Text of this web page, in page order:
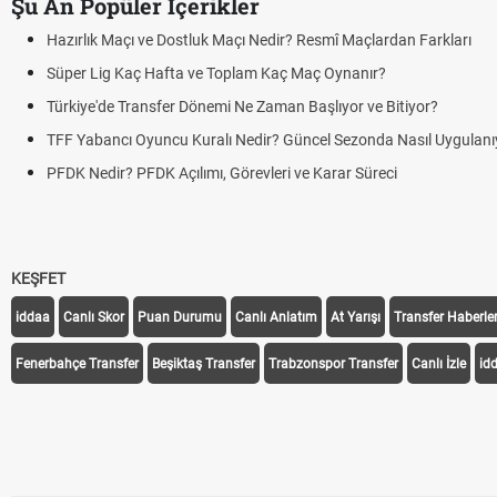
Farkları
Uygulanıyor?
KEŞFET
iddaa Canlı Skor Puan Durumu Canlı Anlatım At Yarışı Transfer
Fenerbahçe Transfer Beşiktaş Transfer Trabzonspor Transfer Canlı İzle